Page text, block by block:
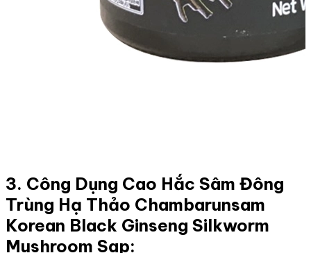
3. Công Dụng Cao Hắc Sâm Đông
Trùng Hạ Thảo Chambarunsam
Korean Black Ginseng Silkworm
Mushroom Sap: